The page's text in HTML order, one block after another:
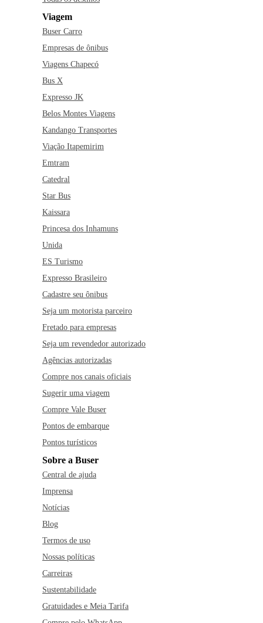
Viagem
Buser Carro
Empresas de ônibus
Viagens Chapecó
Bus X
Expresso JK
Belos Montes Viagens
Kandango Transportes
Viação Itapemirim
Emtram
Catedral
Star Bus
Kaissara
Princesa dos Inhamuns
Unida
ES Turismo
Expresso Brasileiro
Cadastre seu ônibus
Seja um motorista parceiro
Fretado para empresas
Seja um revendedor autorizado
Agências autorizadas
Compre nos canais oficiais
Sugerir uma viagem
Compre Vale Buser
Pontos de embarque
Pontos turísticos
Sobre a Buser
Central de ajuda
Imprensa
Notícias
Blog
Termos de uso
Nossas políticas
Carreiras
Sustentabilidade
Gratuidades e Meia Tarifa